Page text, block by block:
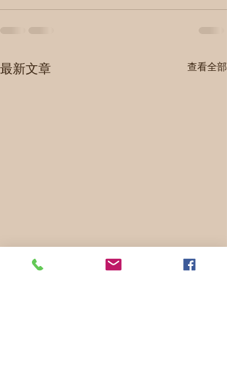
最新文章 查看全部